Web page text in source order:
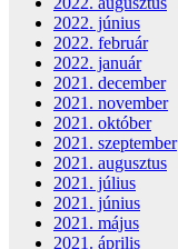
2022. június
2022. február
2022. január
2021. december
2021. november
2021. október
2021. szeptember
2021. augusztus
2021. július
2021. június
2021. május
2021. április